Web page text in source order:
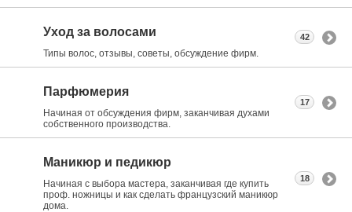
Уход за волосами
Типы волос, отзывы, советы, обсуждение фирм.
42
Парфюмерия
Начиная от обсуждения фирм, заканчивая духами
собственного производства.
17
Маникюр и педикюр
Начиная с выбора мастера, заканчивая где купить
проф. ножницы и как сделать французский маникюр
дома.
18